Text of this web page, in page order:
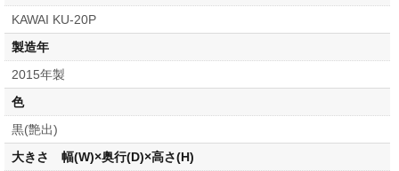
KAWAI KU-20P
製造年
2015年製
色
黒(艶出)
大きさ 幅(W)×奥行(D)×高さ(H)